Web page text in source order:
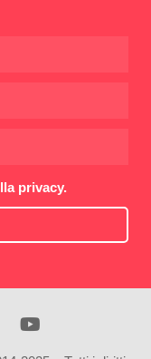
privacy.